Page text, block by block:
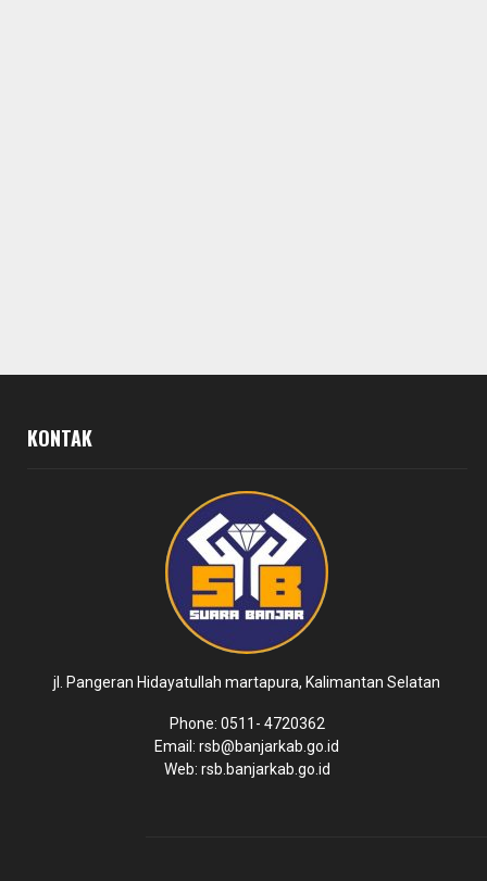
KONTAK
jl. Pangeran Hidayatullah martapura, Kalimantan Selatan
Phone: 0511- 4720362
Email: rsb@banjarkab.go.id
Web: rsb.banjarkab.go.id